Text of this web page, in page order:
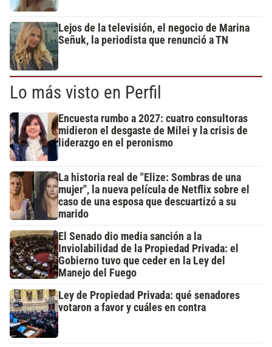
Lejos de la televisión, el negocio de Marina
Señuk, la periodista que renunció a TN
Lo más visto en Perfil
Encuesta rumbo a 2027: cuatro consultoras
midieron el desgaste de Milei y la crisis de
liderazgo en el peronismo
La historia real de "Elize: Sombras de una
mujer", la nueva película de Netflix sobre el
caso de una esposa que descuartizó a su
marido
El Senado dio media sanción a la
Inviolabilidad de la Propiedad Privada: el
Gobierno tuvo que ceder en la Ley del
Manejo del Fuego
Ley de Propiedad Privada: qué senadores
votaron a favor y cuáles en contra